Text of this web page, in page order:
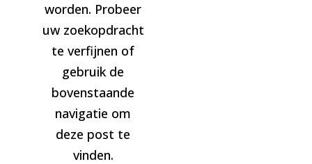
worden. Probeer
uw zoekopdracht
te verfijnen of
gebruik de
bovenstaande
navigatie om
deze post te
vinden.